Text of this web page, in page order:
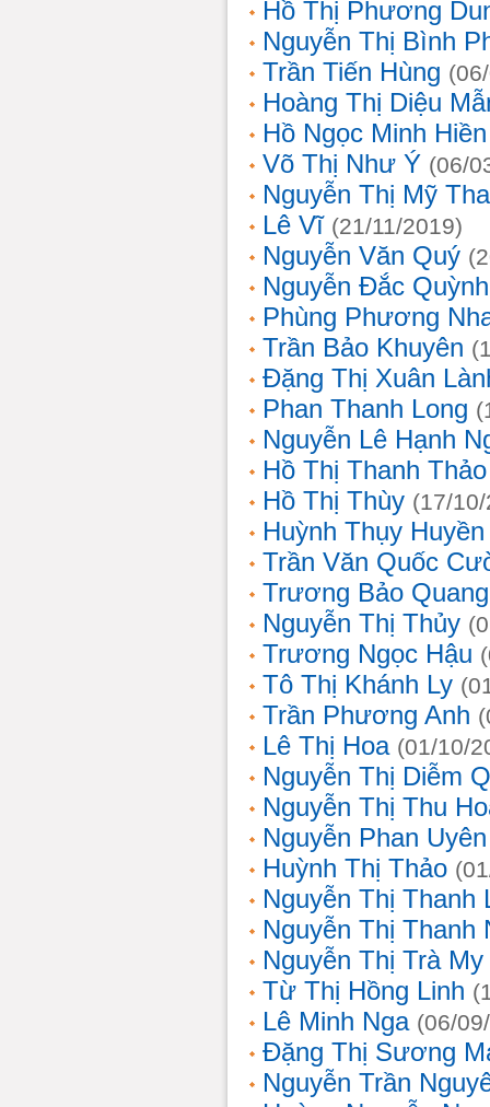
Hồ Thị Phương
Nguyễn Thị Bình
Trần Tiến Hùng
Hoàng Thị Diệu
Hồ Ngọc Minh Hiền
Võ Thị Như Ý (06/
Nguyễn Thị Mỹ
Lê Vĩ (21/11/2019)
Nguyễn Văn Quý
Nguyễn Đắc
Phùng Phương
Trần Bảo Khuyên
Đặng Thị Xuân
Phan Thanh Long
Nguyễn Lê Hạnh
Hồ Thị Thanh Thảo
Hồ Thị Thùy (17/
Huỳnh Thụy
Trần Văn Quốc
Trương Bảo
Nguyễn Thị Thủy
Trương Ngọc Hậu
Tô Thị Khánh Ly
Trần Phương Anh
Lê Thị Hoa (01/10/
Nguyễn Thị Diễm
Nguyễn Thị Thu
Nguyễn Phan
Huỳnh Thị Thảo
Nguyễn Thị Thanh
Nguyễn Thị Thanh
Nguyễn Thị Trà My
Từ Thị Hồng Linh
Lê Minh Nga (06/
Đặng Thị Sương
Nguyễn Trần